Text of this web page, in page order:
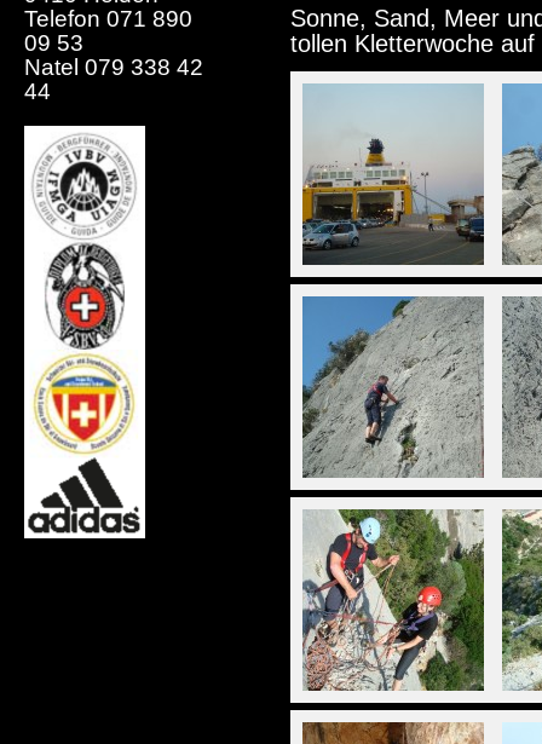
Telefon 071 890
09 53
Natel 079 338 42
44
Sonne, Sand, Meer
tollen Kletterwoche auf